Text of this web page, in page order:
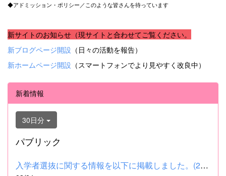
◆アドミッション・ポリシー／このような皆さんを待っています
新サイトのお知らせ（現サイトと合わせてご覧ください。
新ブログページ開設 （日々の活動を報告）
新ホームページ開設 （スマートフォンでより見やすく改良中）
新着情報
30日分
パブリック
入学者選抜に関する情報を以下に掲載しました。(2026.8.4) ■令和...